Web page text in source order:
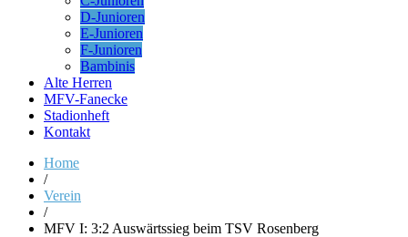
D-Junioren
E-Junioren
F-Junioren
Bambinis
Alte Herren
MFV-Fanecke
Stadionheft
Kontakt
Home
/
Verein
/
MFV I: 3:2 Auswärtssieg beim TSV Rosenberg